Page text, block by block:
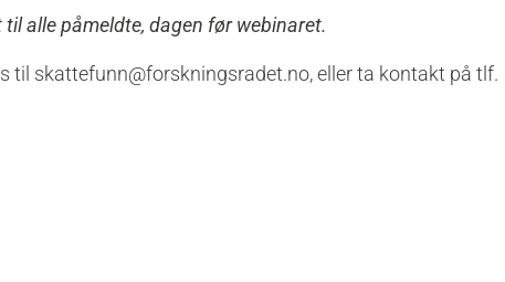
alle påmeldte, dagen før webinaret.
til skattefunn@forskningsradet.no, eller ta kontakt på tlf.